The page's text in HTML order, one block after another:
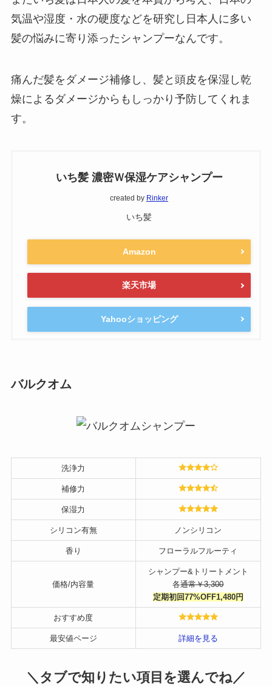
気温や湿度・水の硬度などを研究し日本人に多い
髪の悩みに寄り添ったシャンプーなんです。
痛んだ髪をダメージ補修し、髪と頭皮を保湿し乾
燥によるダメージからもしっかり予防してくれま
す。
いち髪 濃密Ｗ保湿ケアシャンプー
created by Rinker
いち髪
Amazon
楽天市場
Yahooショッピング
バルクオム
洗浄力
補修力
保湿力
シリコン有無 ノンシリコン
香り フローラルフルーティ
価格/内容量
シャンプー&トリートメント
各通常￥3,300
定期初回77%OFF1,480円
おすすめ度
最安値ページ 詳細を見る
＼タブで知りたい項目を選んでね／